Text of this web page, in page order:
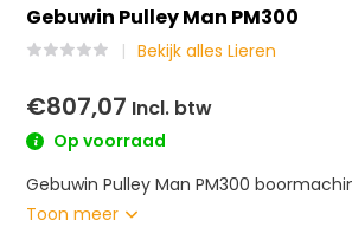
Gebuwin Pulley Man PM300
Bekijk alles Lieren
€807,07 Incl. btw
Op voorraad
Gebuwin Pulley Man PM300
Toon meer